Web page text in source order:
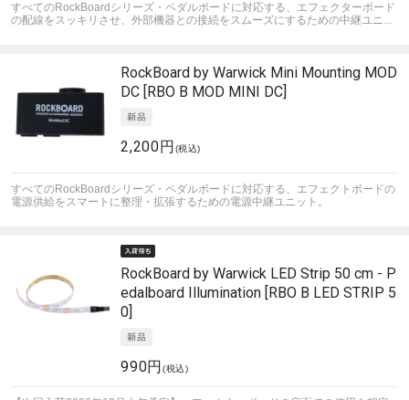
すべてのRockBoardシリーズ・ペダルボードに対応する、エフェクターボード
の配線をスッキリさせ、外部機器との接続をスムーズにするための中継ユニ...
RockBoard by Warwick Mini Mounting MOD
DC [RBO B MOD MINI DC]
2,200円 (税込)
すべてのRockBoardシリーズ・ペダルボードに対応する、エフェクトボードの
電源供給をスマートに整理・拡張するための電源中継ユニット。
RockBoard by Warwick LED Strip 50 cm - P
edalboard Illumination [RBO B LED STRIP 5
0]
990円(税込)